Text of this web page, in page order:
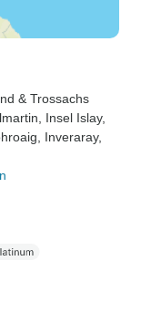
& Trossachs
, Insel Islay,
, Inveraray,